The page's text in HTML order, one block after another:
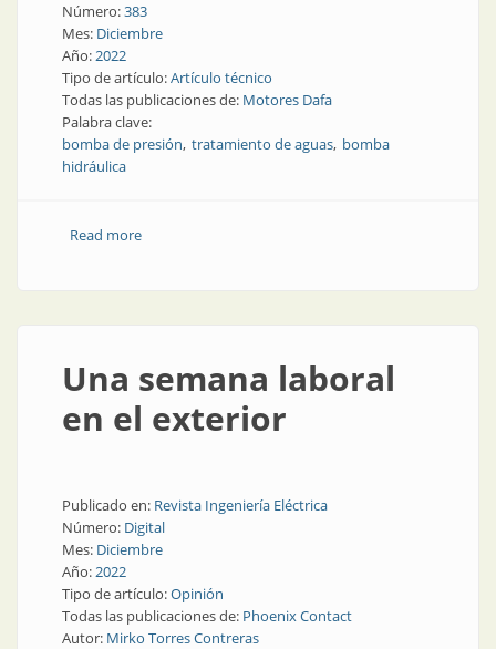
Número:383
Mes: Diciembre
Año:2022
Tipo de artículo:Artículo técnico
Todas las publicaciones de: Motores Dafa
Palabra clave:
bomba de presión tratamiento de aguas bomba
hidráulica
Read moreabout Diferencias entre bombas periféricas y
Una semana laboral
en el exterior
Publicado en: Revista Ingeniería Eléctrica
Número: Digital
Mes: Diciembre
Año:2022
Tipo de artículo:Opinión
Todas las publicaciones de: Phoenix Contact
Autor: Mirko Torres Contreras